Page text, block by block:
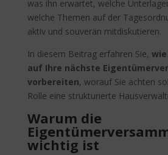
was ihn erwartet, welche
welche Themen auf der
aktiv und souverän mitdiskutieren.
In diesem Beitrag erfahren Sie,
auf Ihre nächste
vorbereiten, worauf Sie achten
Rolle eine strukturierte
Warum die
wichtig ist